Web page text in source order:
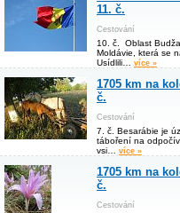
11. č.
Cestování
10. č. Oblast
Moldávie, která se
Usídlili… více »
1705 km na
č.
Cestování
7. č. Besarábie je
táboření na
vsi… více »
1705 km na
č.
Cestování